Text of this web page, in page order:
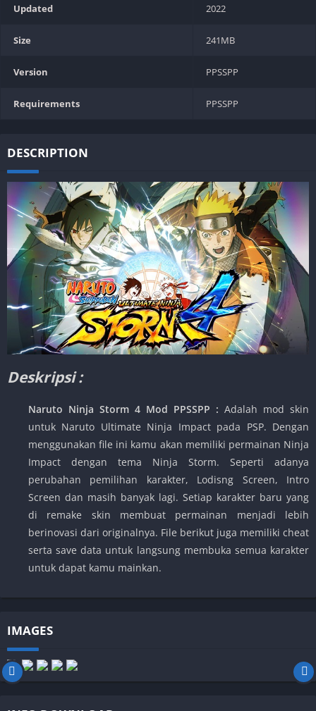
Updated 2022
Size 241MB
Version PPSSPP
Requirements PPSSPP
DESCRIPTION
Deskripsi :
Naruto Ninja Storm 4 Mod PPSSPP : Adalah mod skin
untuk Naruto Ultimate Ninja Impact pada PSP. Dengan
menggunakan file ini kamu akan memiliki permainan Ninja
Impact dengan tema Ninja Storm. Seperti adanya
perubahan pemilihan karakter, Lodisng Screen, Intro
Screen dan masih banyak lagi. Setiap karakter baru yang
di remake skin membuat permainan menjadi lebih
berinovasi dari originalnya. File berikut juga memiliki cheat
serta save data untuk langsung membuka semua karakter
untuk dapat kamu mainkan.
IMAGES